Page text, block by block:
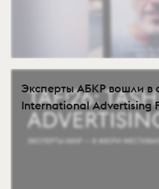
Эксперты АБКР вошли в
International Advertising